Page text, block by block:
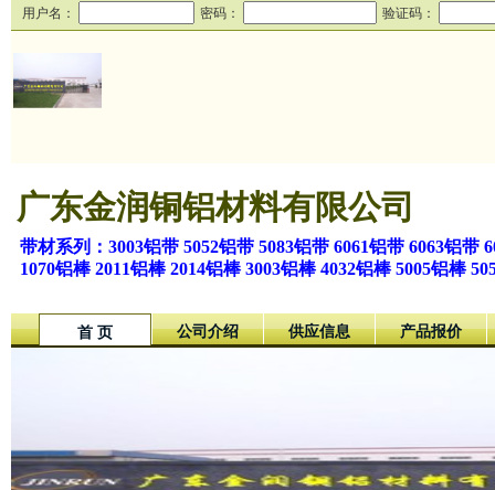
用户名： 密码： 验证码：
广东金润铜铝材料有限公司
带材系列：3003铝带 5052铝带 5083铝带 6061铝带 6063铝带
1070铝棒 2011铝棒 2014铝棒 3003铝棒 4032铝棒 5005铝棒
首 页 公司介绍 供应信息 产品报价